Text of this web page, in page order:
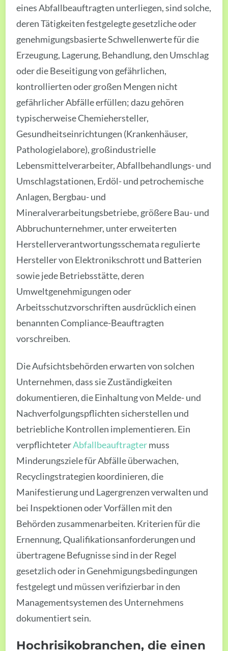
eines Abfallbeauftragten unterliegen, sind solche,
deren Tätigkeiten festgelegte gesetzliche oder
genehmigungsbasierte Schwellenwerte für die
Erzeugung, Lagerung, Behandlung, den Umschlag
oder die Beseitigung von gefährlichen,
kontrollierten oder großen Mengen nicht
gefährlicher Abfälle erfüllen; dazu gehören
typischerweise Chemiehersteller,
Gesundheitseinrichtungen (Krankenhäuser,
Pathologielabore), großindustrielle
Lebensmittelverarbeiter, Abfallbehandlungs- und
Umschlagstationen, Erdöl- und petrochemische
Anlagen, Bergbau- und
Mineralverarbeitungsbetriebe, größere Bau- und
Abbruchunternehmer, unter erweiterten
Herstellerverantwortungsschemata regulierte
Hersteller von Elektronikschrott und Batterien
sowie jede Betriebsstätte, deren
Umweltgenehmigungen oder
Arbeitsschutzvorschriften ausdrücklich einen
benannten Compliance-Beauftragten
vorschreiben.
Die Aufsichtsbehörden erwarten von solchen
Unternehmen, dass sie Zuständigkeiten
dokumentieren, die Einhaltung von Melde- und
Nachverfolgungspflichten sicherstellen und
betriebliche Kontrollen implementieren. Ein
verpflichteterAbfallbeauftragtermuss
Minderungsziele für Abfälle überwachen,
Recyclingstrategien koordinieren, die
Manifestierung und Lagergrenzen verwalten und
bei Inspektionen oder Vorfällen mit den
Behörden zusammenarbeiten. Kriterien für die
Ernennung, Qualifikationsanforderungen und
übertragene Befugnisse sind in der Regel
gesetzlich oder in Genehmigungsbedingungen
festgelegt und müssen verifizierbar in den
Managementsystemen des Unternehmens
dokumentiert sein.
Hochrisikobranchen, die einen